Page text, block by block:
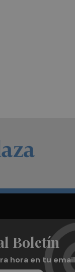
Boletín
hora en tu email